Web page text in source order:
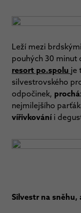
Leží mezi
pouhých 30 minut
resort po.spolu je
silvestrovského
odpočinek,
nejmilejšího
vířivkování i
Silvestr na